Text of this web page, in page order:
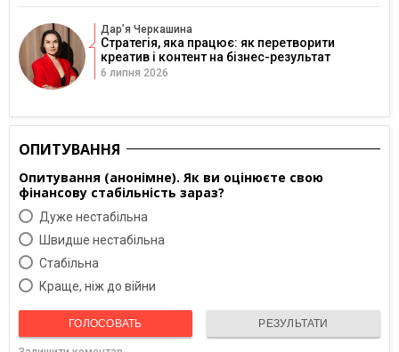
Дарʼя Черкашина
Стратегія, яка працює: як перетворити
креатив і контент на бізнес-результат
6 липня 2026
ОПИТУВАННЯ
Опитування (анонімне). Як ви оцінюєте свою
фінансову стабільність зараз?
Дуже нестабільна
Швидше нестабільна
Cтабільна
Краще, ніж до війни
ГОЛОСОВАТЬ РЕЗУЛЬТАТИ